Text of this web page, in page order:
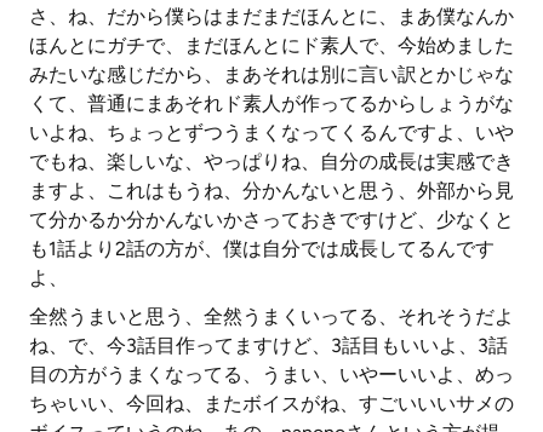
さ、ね、だから僕らはまだまだほんとに、まあ僕なんか
ほんとにガチで、まだほんとにド素人で、今始めました
みたいな感じだから、まあそれは別に言い訳とかじゃな
くて、普通にまあそれド素人が作ってるからしょうがな
いよね、ちょっとずつうまくなってくるんですよ、いや
でもね、楽しいな、やっぱりね、自分の成長は実感でき
ますよ、これはもうね、分かんないと思う、外部から見
て分かるか分かんないかさっておきですけど、少なくと
も1話より2話の方が、僕は自分では成長してるんです
よ、
全然うまいと思う、全然うまくいってる、それそうだよ
ね、で、今3話目作ってますけど、3話目もいいよ、3話
目の方がうまくなってる、うまい、いやーいいよ、めっ
ちゃいい、今回ね、またボイスがね、すごいいいサメの